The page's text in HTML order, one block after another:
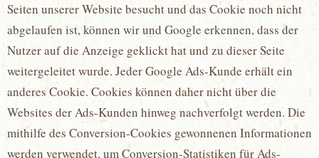
Seiten unserer Website besucht und das Cookie noch nicht
abgelaufen ist, können wir und Google erkennen, dass der
Nutzer auf die Anzeige geklickt hat und zu dieser Seite
weitergeleitet wurde. Jeder Google Ads-Kunde erhält ein
anderes Cookie. Cookies können daher nicht über die
Websites der Ads-Kunden hinweg nachverfolgt werden. Die
mithilfe des Conversion-Cookies gewonnenen Informationen
werden verwendet, um Conversion-Statistiken für Ads-